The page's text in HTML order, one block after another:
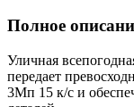
Полное
Уличная
передает
3Мп 15 к/с и